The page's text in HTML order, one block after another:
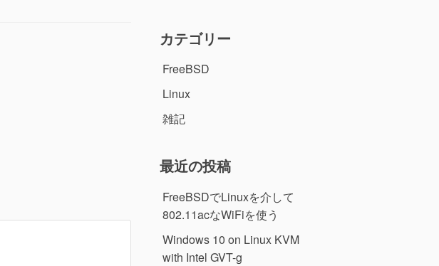
カテゴリー
FreeBSD
Linux
雑記
最近の投稿
FreeBSDでLinuxを介して
802.11acなWiFiを使う
Windows 10 on Linux KVM
with Intel GVT-g